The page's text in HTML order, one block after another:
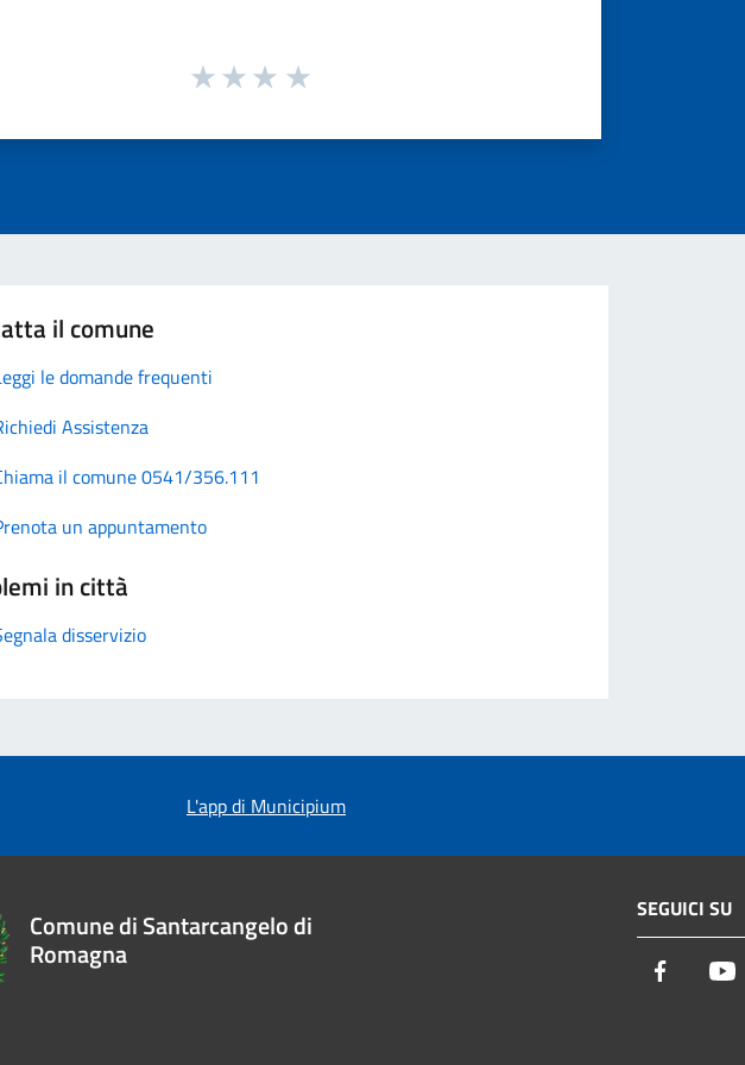
il comune
le domande frequenti
Assistenza
il comune 0541/356.111
un appuntamento
in città
disservizio
L'app di Municipium
Comune di Santarcangelo di
Romagna
SEGUICI SU
Facebook